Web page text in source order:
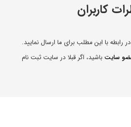
کاربران
رابطه با این مطلب برای ما ارسال نمایید.
سایت باشید، اگر قبلا در سایت ثبت نام